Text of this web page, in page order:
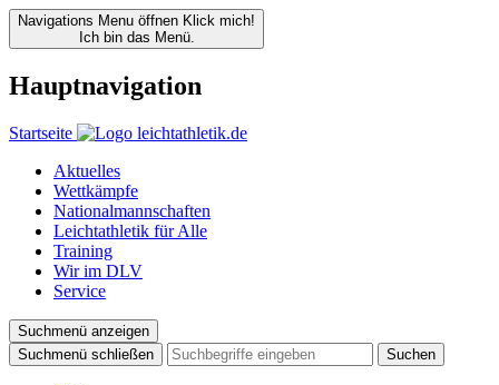
Navigations Menu öffnen Klick mich!
Ich bin das Menü.
Hauptnavigation
Startseite
Aktuelles
Wettkämpfe
Nationalmannschaften
Leichtathletik für Alle
Training
Wir im DLV
Service
Suchmenü anzeigen
Suchmenü schließen
Suchen